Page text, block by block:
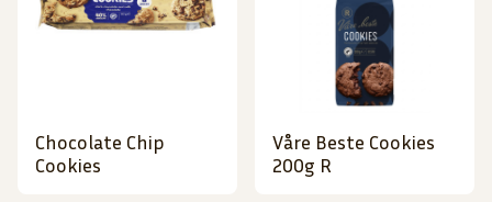
Chocolate Chip
Cookies
Våre Beste Cookies
200g R